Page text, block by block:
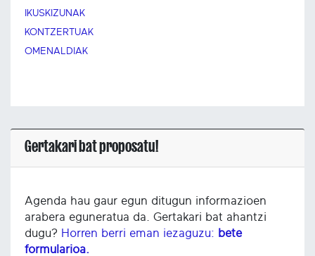
IKUSKIZUNAK
KONTZERTUAK
OMENALDIAK
Gertakari bat proposatu!
Agenda hau gaur egun ditugun informazioen
arabera eguneratua da. Gertakari bat ahantzi
dugu? Horren berri eman iezaguzu: bete
formularioa.